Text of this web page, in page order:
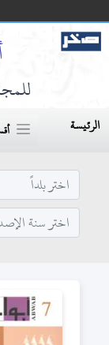
الرئيسة